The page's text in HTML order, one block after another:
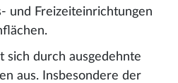
und Freizeiteinrichtungen
sich durch ausgedehnte
aus. Insbesondere der